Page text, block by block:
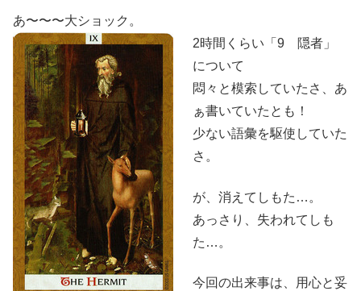
あ〜〜〜大ショック。
2時間くらい 「9 隠者」
について
悶々と模索していたさ、あ
ぁ書いていたとも！
少ない語彙を駆使していた
さ。
が、消えてしもた…。
あっさり、失われてしも
た…。
今回の出来事は、用心と妥